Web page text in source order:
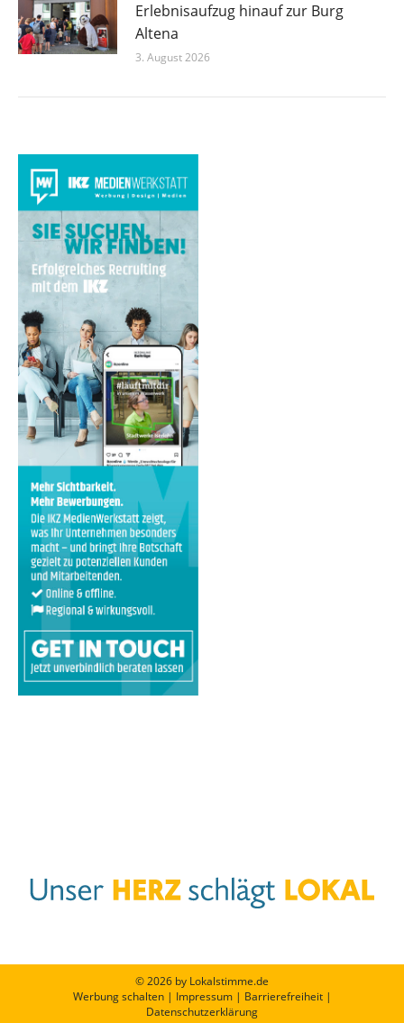
Erlebnisaufzug hinauf zur Burg
Altena
3. August 2026
© 2026 by Lokalstimme.de
Werbung schalten| Impressum| Barrierefreiheit|
Datenschutzerklärung